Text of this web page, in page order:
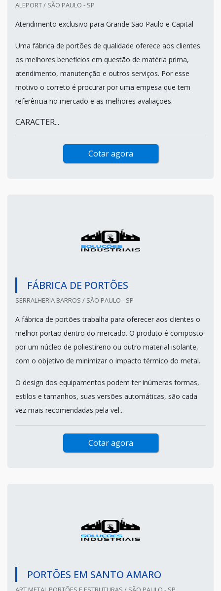
ALEPORT / SÃO PAULO - SP
Atendimento exclusivo para Grande São Paulo e Capital
Uma fábrica de portões de qualidade oferece aos clientes
os melhores benefícios em questão de matéria prima,
atendimento, manutenção e outros serviços. Por esse
motivo o correto é procurar por uma empesa que tem
referência no mercado e as melhores avaliações.
CARACTER...
Cotar agora
FÁBRICA DE PORTÕES
SERRALHERIA BARROS / SÃO PAULO - SP
A fábrica de portões trabalha para oferecer aos clientes o
melhor portão dentro do mercado. O produto é composto
por um núcleo de poliestireno ou outro material isolante,
com o objetivo de minimizar o impacto térmico do metal.
O design dos equipamentos podem ter inúmeras formas,
estilos e tamanhos, suas versões automáticas, são cada
vez mais recomendadas pela vel...
Cotar agora
PORTÕES EM SANTO AMARO